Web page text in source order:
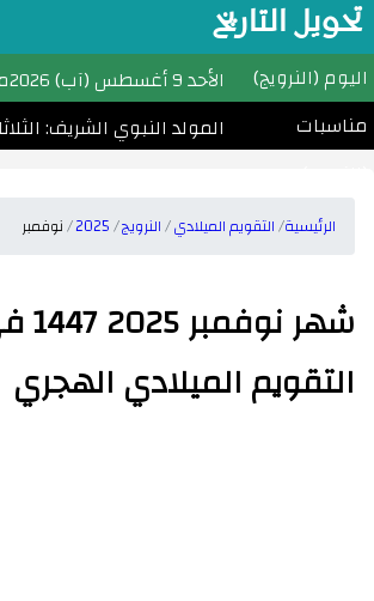
تحويل التاريخ
تحويل التاريخ
التقويم الهجري
الأشهر الهجرية والميلادية
التاريخ الهجري اليوم
مواقيت الصلاة
اليوم (النرويج) الأحد9 أغسطس (آب) 2026م
مناسبات
المولد النبوي الشريف: الثلاثاء 25 أغسطس (آب)
الرئيسية التقويم الميلادي النرويج 2025 نوفمبر
التقويم الميلادي الهجري